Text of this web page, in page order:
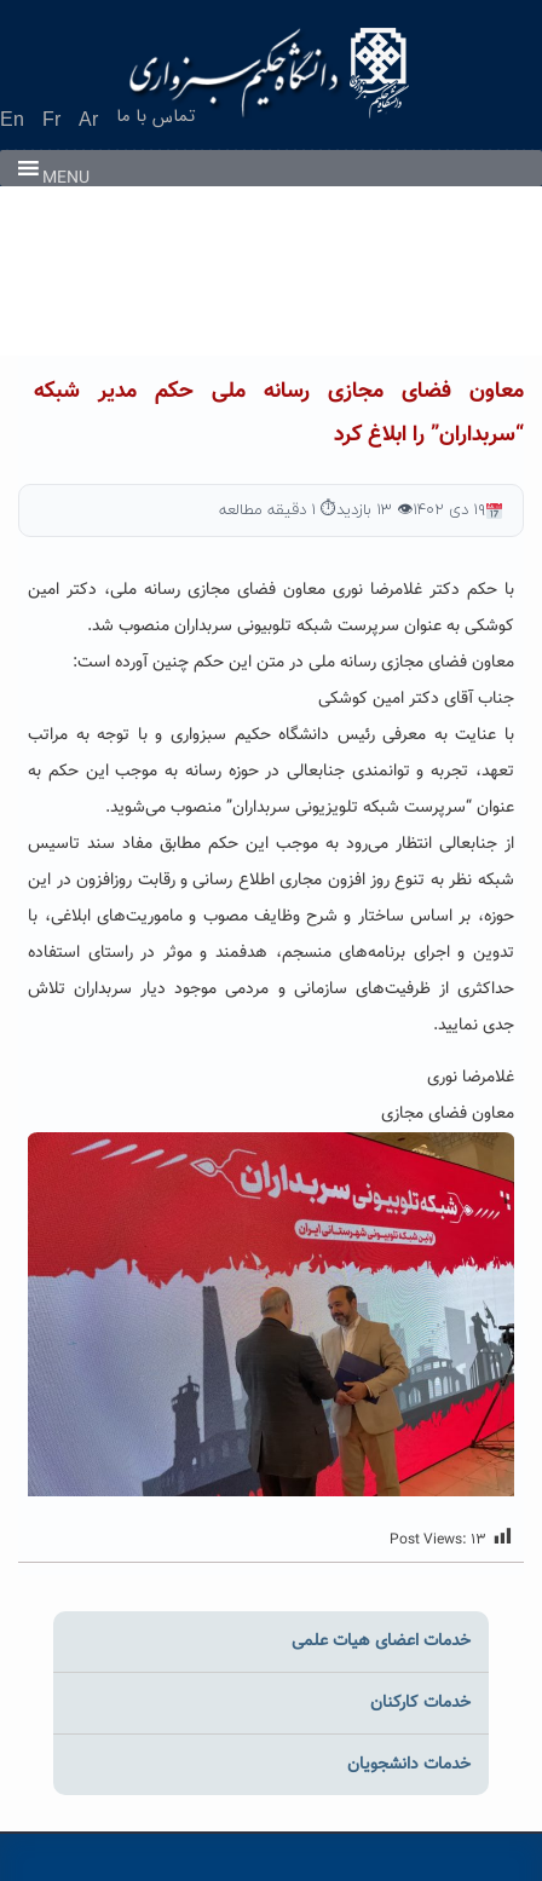
En Fr Ar تماس با ما
MENU
معاون فضای مجازی رسانه ملی حکم مدیر شبکه
“سربداران” را ابلاغ کرد
۱۹ دی ۱۴۰۲ 👁 ۱۳ بازدید ⏱ ۱ دقیقه مطالعه
با حکم دکتر غلامرضا نوری معاون فضای مجازی رسانه ملی، دکتر امین
کوشکی به عنوان سرپرست شبکه تلوبیونی سربداران منصوب شد.
معاون فضای مجازی رسانه ملی در متن این حکم چنین آورده است:
جناب آقای دکتر امین کوشکی
با عنایت به معرفی رئیس دانشگاه حکیم سبزواری و با توجه به مراتب
تعهد، تجربه و توانمندی جنابعالی در حوزه رسانه به موجب این حکم به
عنوان “سرپرست شبکه تلویزیونی سربداران” منصوب می‌شوید.
از جنابعالی انتظار می‌رود به موجب این حکم مطابق مفاد سند تاسیس
شبکه نظر به تنوع روز افزون مجاری اطلاع رسانی و رقابت روزافزون در این
حوزه، بر اساس ساختار و شرح وظایف مصوب و ماموریت‌های ابلاغی، با
تدوین و اجرای برنامه‌های منسجم، هدفمند و موثر در راستای استفاده
حداکثری از ظرفیت‌های سازمانی و مردمی موجود دیار سربداران تلاش
جدی نمایید.
غلامرضا نوری
معاون فضای مجازی
Post Views: ۱۳
خدمات اعضای هیات علمی
خدمات کارکنان
خدمات دانشجویان